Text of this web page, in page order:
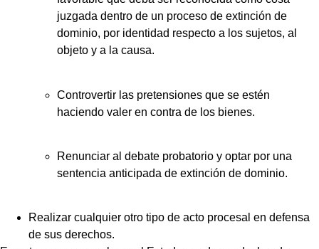
juzgada dentro de un proceso de extinción de
dominio, por identidad respecto a los sujetos, al
objeto y a la causa.
Controvertir las pretensiones que se estén
haciendo valer en contra de los bienes.
Renunciar al debate probatorio y optar por una
sentencia anticipada de extinción de dominio.
Realizar cualquier otro tipo de acto procesal en defensa
de sus derechos.